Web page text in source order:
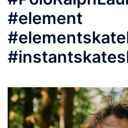
#element